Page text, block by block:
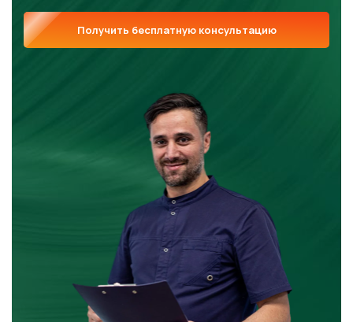
Получить бесплатную консультацию